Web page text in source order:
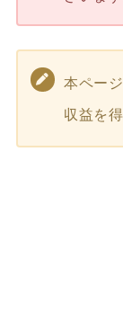
本ペー
収益を